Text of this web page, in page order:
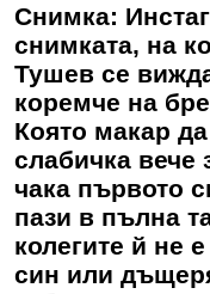
Снимка:
снимката, на
Тушев се
коремче на
Която макар
слабичка вече
чака първото
пази в пълна
колегите й не
син или